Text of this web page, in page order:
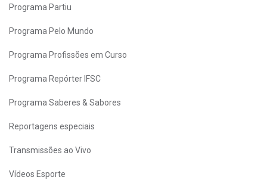
Programa Partiu
Programa Pelo Mundo
Programa Profissões em Curso
Programa Repórter IFSC
Programa Saberes & Sabores
Reportagens especiais
Transmissões ao Vivo
Vídeos Esporte